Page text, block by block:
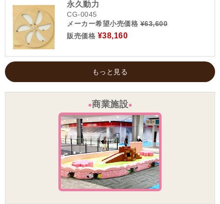
永久動力
CG-0045
メーカー希望小売価格¥63,600
販売価格 ¥38,160
もっと見る
●商業施設●